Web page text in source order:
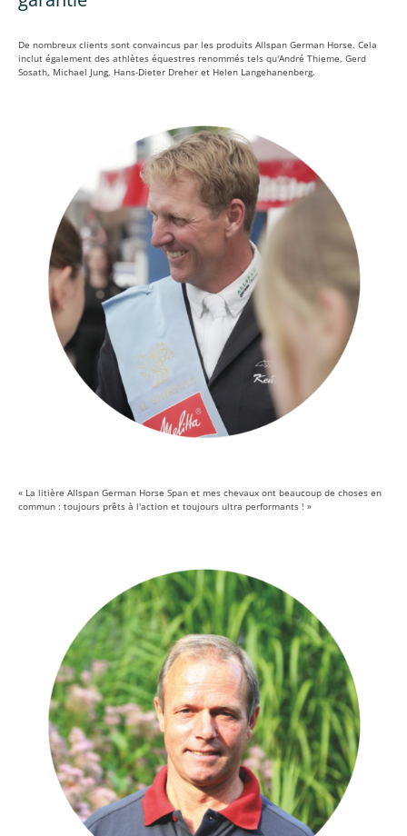
De nombreux clients sont convaincus par les produits Allspan German Horse. Cela
inclut également des athlètes équestres renommés tels qu'André Thieme, Gerd
Sosath, Michael Jung, Hans-Dieter Dreher et Helen Langehanenberg.
« La litière Allspan German Horse Span et mes chevaux ont beaucoup de choses en
commun : toujours prêts à l'action et toujours ultra performants ! »